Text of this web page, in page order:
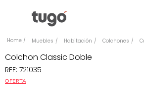
Muebles Habitación Colchones
Colchon Classic Doble
REF: 721035
OFERTA
Comedor
Escritorio